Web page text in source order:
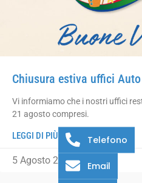
Chiusura estiva uffici
Vi informiamo che i nostri uffici
21 agosto compresi.
LEGGI DI PIÙ
5 Agosto 2026
Telefono
Email